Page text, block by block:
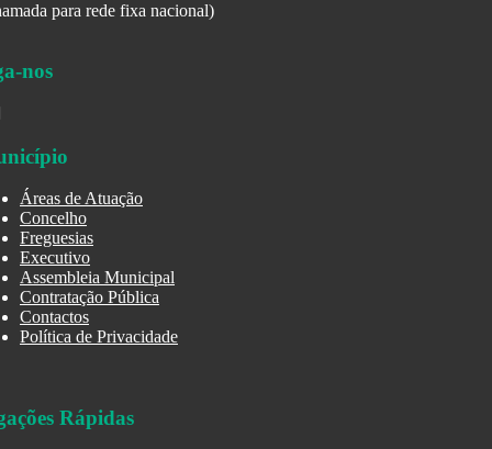
para rede fixa nacional)
nos
Áreas de Atuação
Concelho
Freguesias
Executivo
Assembleia Municipal
Contratação Pública
Contactos
Política de Privacidade
Rápidas